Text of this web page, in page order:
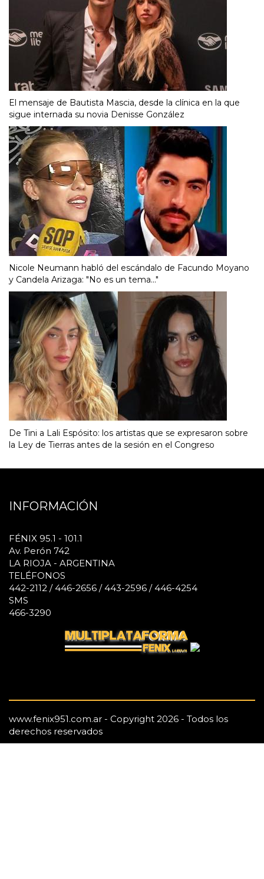
El mensaje de Bautista Mascia, desde la clínica en la que
sigue internada su novia Denisse González
Nicole Neumann habló del escándalo de Facundo Moyano
y Candela Arizaga: "No es un tema..."
De Tini a Lali Espósito: los artistas que se expresaron sobre
la Ley de Tierras antes de la sesión en el Congreso
INFORMACIÓN
FÉNIX 95.1 - 101.1
Av. Perón 742
LA RIOJA - ARGENTINA
TELÉFONOS
442-2112 / 446-2656 / 443-2596 / 446-4254
SMS
466-3290
www.fenix951.com.ar - Copyright 2026 - Todos los
derechos reservados